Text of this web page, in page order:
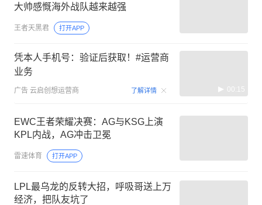
大帅感慨海外战队越来越强
王者天黑君 打开APP
凭本人手机号：验证后获取！#运营商
业务
广告 云启创想运营商 了解详情 00:15
EWC王者荣耀决赛：AG与KSG上演
KPL内战，AG冲击卫冕
雷速体育 打开APP
LPL最乌龙的反转大招，呼吸哥送上万
经济，把队友坑了